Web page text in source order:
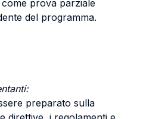
prova parziale
del programma.
preparato sulla